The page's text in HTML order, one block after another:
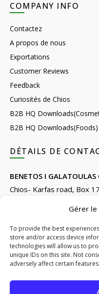
Gérer
To provide the best
store and/or access device
technologies will allow us to
unique IDs on this site. Not
adversely affect certain
COMPANY INFO
Contactez
A propos de nous
Exportations
Customer Reviews
Feedback
Curiosités de Chios
B2B HQ
B2B HQ Downloads(Foods)
DÉTAILS DE
BENETOS I GALATOULAS
Chios- Karfas road, Box
Phone: +30 22710 22666
Email:info@e-anemos.gr
facebook.com/mastic.gr
instagram.com/
Subscribe to